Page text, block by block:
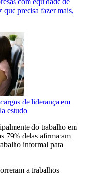
que precisa fazer mais,
de liderança em
estudo
do trabalho em
79% delas afirmaram
informal para
a trabalhos